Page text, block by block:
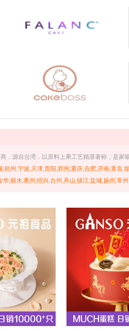
，源自台湾，以原料上乘工艺精湛著称，是家
杭州,宁波,天津,贵阳,郑州,重庆,合肥,济南,青岛,
,丽水,衢州,绍兴,台州,舟山,镇江,盐城,扬州,常